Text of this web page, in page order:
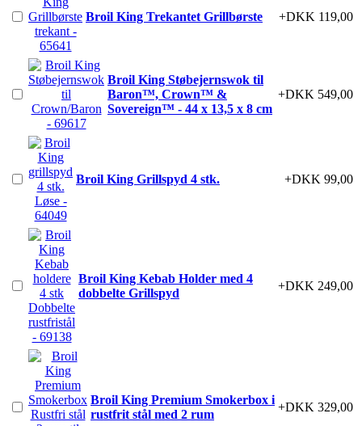
Broil King Trekantet Grillbørste +DKK 119,00
Broil King Støbejernswok til
Baron™, Crown™ &
Sovereign™ - 44 x 13,5 x 8 cm
+DKK 549,00
Broil King Grillspyd 4 stk. +DKK 99,00
Broil King Kebab Holder med 4
dobbelte Grillspyd
+DKK 249,00
Broil King Premium Smokerbox i
rustfrit stål med 2 rum
+DKK 329,00